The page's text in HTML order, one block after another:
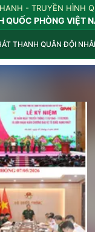
- TRUYỀN HÌNH
QUỐC PHÒNG VIỆT
THANH QUÂN ĐỘI